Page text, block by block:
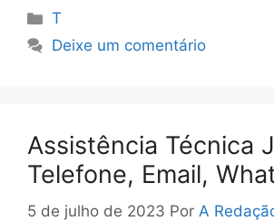
Categorias
T
Deixe um comentário
Assistência Técnica
Telefone, Email,
5 de julho de 2023 Por A